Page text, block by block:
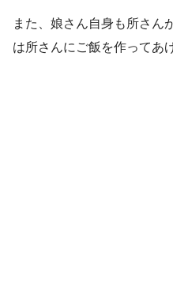
また、 娘さん自身も所さん
は所さんにご飯を作ってあ